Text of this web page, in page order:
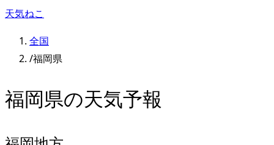
天気ねこ
全国
/福岡県
福岡県の天気予報